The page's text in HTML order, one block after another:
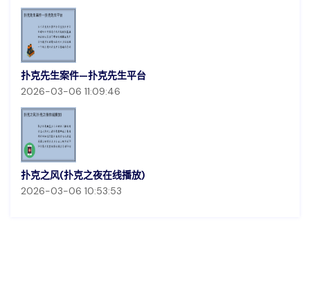
扑克先生案件—扑克先生平台
2026-03-06 11:09:46
扑克之风(扑克之夜在线播放)
2026-03-06 10:53:53